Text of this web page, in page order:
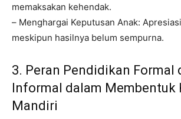
memaksakan kehendak.
– Menghargai Keputusan Anak:
meskipun hasilnya belum sempurna.
3. Peran Pendidikan Formal
Informal dalam Membentuk
Mandiri